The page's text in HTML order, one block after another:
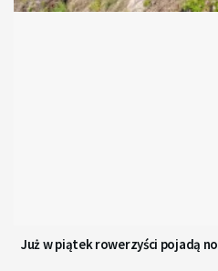
Już w piątek rowerzyści pojadą